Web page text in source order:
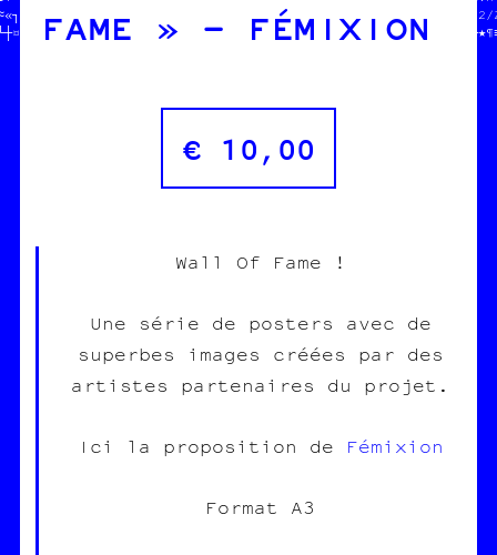
100% transwallon
100% légal                ////              //
FAME » – FÉMIXION
€ 10,00
Wall Of Fame !
Une série de posters avec de
superbes images créées par des
artistes partenaires du projet.
Ici la proposition de Fémixion
Format A3